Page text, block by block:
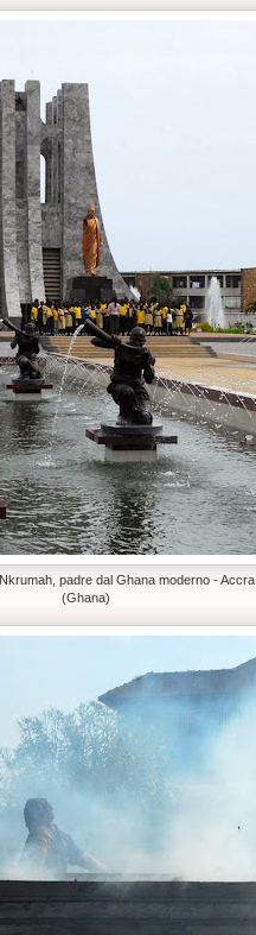
padre dal Ghana moderno - Accra
(Ghana)